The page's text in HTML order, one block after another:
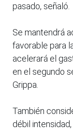
pasado, señaló.
Se mantendrá
favorable para
acelerará el
en el segundo
Grippa.
También
débil